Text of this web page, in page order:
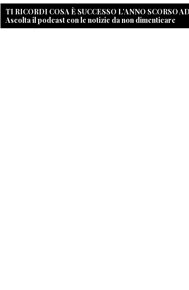
TI RICORDI COSA È SUCCESSO L’ANNO SCORSO
Ascolta il podcast con le notizie da non dimenticare